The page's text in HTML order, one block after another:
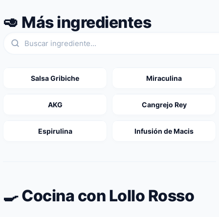
🥑 Más ingredientes
Salsa Gribiche Miraculina
AKG Cangrejo Rey
Espirulina Infusión de Macis
🍳 Cocina con Lollo Rosso